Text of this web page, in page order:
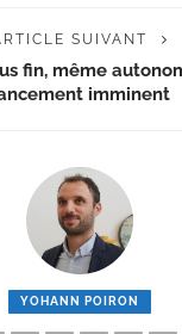
SUIVANT
fin, même
imminent
YOHANN POIRON